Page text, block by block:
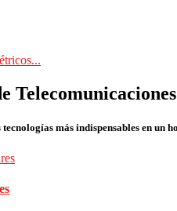
Telecomunicaciones
más indispensables en un